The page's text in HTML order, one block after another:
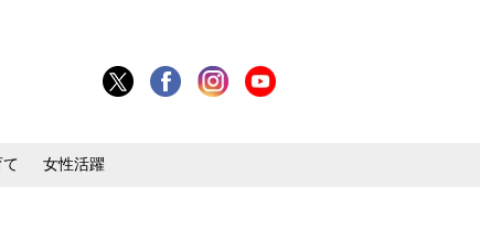
女性活躍